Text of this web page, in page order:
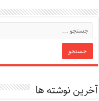
آخرین نوشته ها